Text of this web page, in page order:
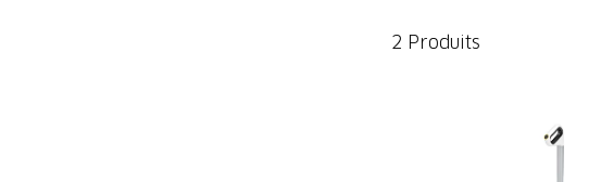
2 Produits